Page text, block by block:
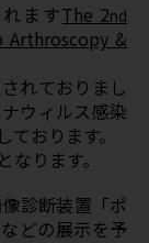
ますThe 2nd
Arthroscopy &
れておりまし
ウィルス感染
おります。
ります。
診断装置「ポ
どの展示を予